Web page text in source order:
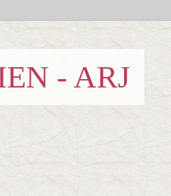
- ARJ